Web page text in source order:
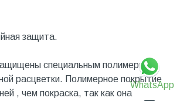
WhatsApp
защита.
специальным полимерным
расцветки. Полимерное покрытие
, чем покраска, так как она